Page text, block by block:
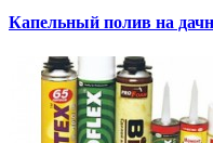
Капельный полив на